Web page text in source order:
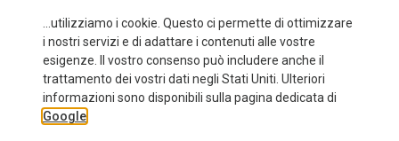
...utilizziamo i cookie. Questo ci permette di ottimizzare
i nostri servizi e di adattare i contenuti alle vostre
esigenze. Il vostro consenso può includere anche il
trattamento dei vostri dati negli Stati Uniti. Ulteriori
informazioni sono disponibili sulla pagina dedicata di
Google